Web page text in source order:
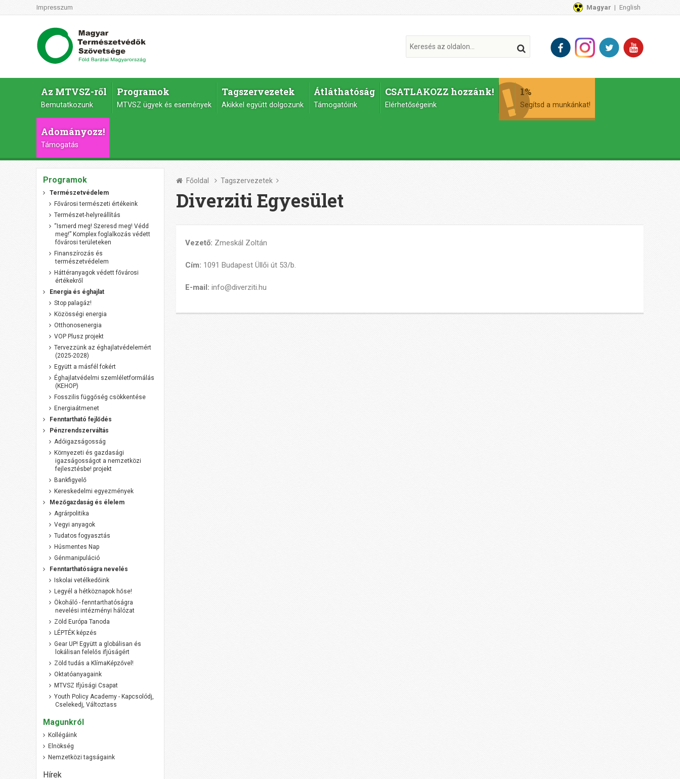
Impresszum Magyar English
Az MTVSZ-ről
Bemutatkozunk
Programok
MTVSZ ügyek és események
Tagszervezetek
Akikkel együtt dolgozunk
Átláthatóság
Támogatóink
CSATLAKOZZ hozzánk!
Elérhetőségeink
1%
Segítsd a munkánkat!
Adományozz!
Támogatás
Főoldal Tagszervezetek
Diverziti Egyesület
Vezető: Zmeskál Zoltán
Cím: 1091 Budapest Üllői út 53/b.
E-mail: info@diverziti.hu
Programok
Természetvédelem
Fővárosi természeti értékeink
Természet-helyreállítás
“Ismerd meg! Szeresd meg! Védd
meg!” Komplex foglalkozás védett
fővárosi területeken
Finanszírozás és
természetvédelem
Háttéranyagok védett fővárosi
értékekről
Energia és éghajlat
Stop palagáz!
Közösségi energia
Otthonosenergia
VOP Plusz projekt
Tervezzünk az éghajlatvédelemért
(2025-2028)
Együtt a másfél fokért
Éghajlatvédelmi szemléletformálás
(KEHOP)
Fosszilis függőség csökkentése
Energiaátmenet
Fenntartható fejlődés
Pénzrendszerváltás
Adóigazságosság
Környezeti és gazdasági
igazságosságot a nemzetközi
fejlesztésbe! projekt
Bankfigyelő
Kereskedelmi egyezmények
Mezőgazdaság és élelem
Agrárpolitika
Vegyi anyagok
Tudatos fogyasztás
Húsmentes Nap
Génmanipuláció
Fenntarthatóságra nevelés
Iskolai vetélkedőink
Legyél a hétköznapok hőse!
Ökoháló - fenntarthatóságra
nevelési intézményi hálózat
Zöld Európa Tanoda
LÉPTÉK képzés
Gear UP! Együtt a globálisan és
lokálisan felelős ifjúságért
Zöld tudás a KlímaKépzővel!
Oktatóanyagaink
MTVSZ Ifjúsági Csapat
Youth Policy Academy - Kapcsolódj,
Cselekedj, Változtass
Magunkról
Kollégáink
Elnökség
Nemzetközi tagságaink
Hírek